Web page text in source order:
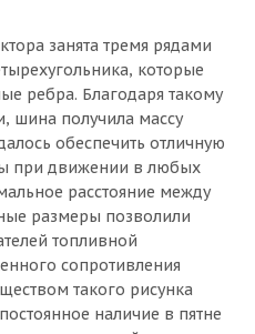
занята тремя рядами
которые
ребра. Благодаря такому
шина получила массу
обеспечить отличную
при движении в любых
расстояние между
размеры позволили
топливной
сопротивления
такого рисунка
наличие в пятне